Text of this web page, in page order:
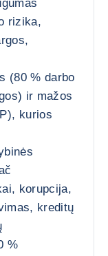
rizika,
(80 % darbo
ir mažos
kurios
korupcija,
kreditų
%